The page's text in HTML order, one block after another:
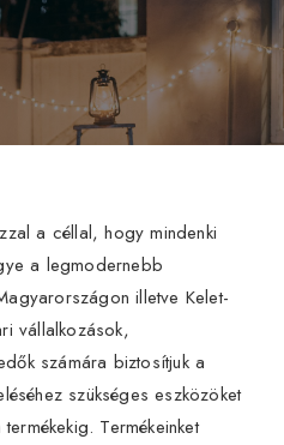
a céllal, hogy mindenki
a legmodernebb
illetve Kelet-
vállalkozások,
számára biztosítjuk a
szükséges eszközöket
Termékeinket